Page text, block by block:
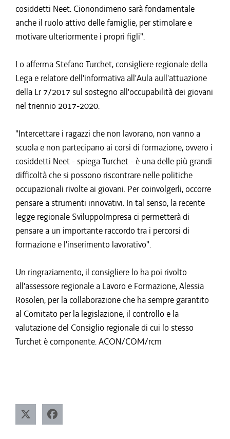
cosiddetti Neet. Cionondimeno sarà fondamentale
anche il ruolo attivo delle famiglie, per stimolare e
motivare ulteriormente i propri figli".
Lo afferma Stefano Turchet, consigliere regionale della
Lega e relatore dell'informativa all'Aula aull'attuazione
della Lr 7/2017 sul sostegno all'occupabilità dei giovani
nel triennio 2017-2020.
"Intercettare i ragazzi che non lavorano, non vanno a
scuola e non partecipano ai corsi di formazione, ovvero i
cosiddetti Neet - spiega Turchet - è una delle più grandi
difficoltà che si possono riscontrare nelle politiche
occupazionali rivolte ai giovani. Per coinvolgerli, occorre
pensare a strumenti innovativi. In tal senso, la recente
legge regionale SviluppoImpresa ci permetterà di
pensare a un importante raccordo tra i percorsi di
formazione e l'inserimento lavorativo".
Un ringraziamento, il consigliere lo ha poi rivolto
all'assessore regionale a Lavoro e Formazione, Alessia
Rosolen, per la collaborazione che ha sempre garantito
al Comitato per la legislazione, il controllo e la
valutazione del Consiglio regionale di cui lo stesso
Turchet è componente. ACON/COM/rcm